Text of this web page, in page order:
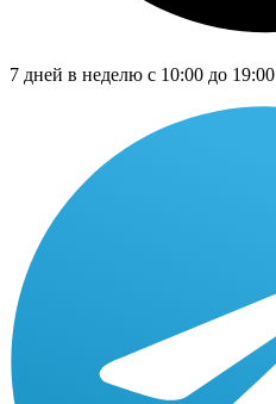
7 дней в неделю с 10:00 до 19:00